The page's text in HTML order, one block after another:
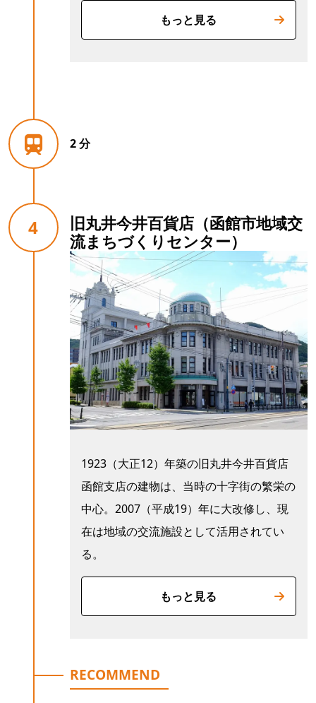
もっと見る
2 分
4
旧丸井今井百貨店（函館市地域交
流まちづくりセンター）
1923（大正12）年築の旧丸井今井百貨店
函館支店の建物は、当時の十字街の繁栄の
中心。2007（平成19）年に大改修し、現
在は地域の交流施設として活用されてい
る。
もっと見る
RECOMMEND